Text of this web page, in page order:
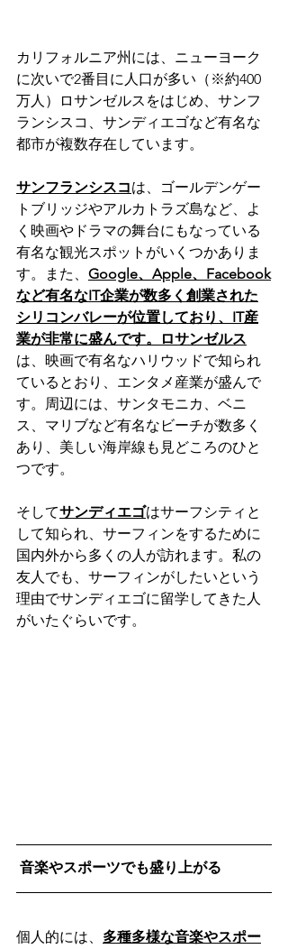
カリフォルニア州には、ニューヨーク
に次いで2番目に人口が多い（※約400
万人）ロサンゼルスをはじめ、サンフ
ランシスコ、サンディエゴなど有名な
都市が複数存在しています。
サンフランシスコは、ゴールデンゲー
トブリッジやアルカトラズ島など、よ
く映画やドラマの舞台にもなっている
有名な観光スポットがいくつかありま
す。また、 Google、Apple、Facebook
など有名なIT企業が数多く創業された
シリコンバレーが位置しており、IT産
業が非常に盛んです。ロサンゼルス
は、映画で有名なハリウッドで知られ
ているとおり、エンタメ産業が盛んで
す。周辺には、サンタモニカ、ベニ
ス、マリブなど有名なビーチが数多く
あり、美しい海岸線も見どころのひと
つです。
そしてサンディエゴはサーフシティと
して知られ、サーフィンをするために
国内外から多くの人が訪れます。私の
友人でも、サーフィンがしたいという
理由でサンディエゴに留学してきた人
がいたぐらいです。
音楽やスポーツでも盛り上がる
個人的には、 多種多様な音楽やスポー